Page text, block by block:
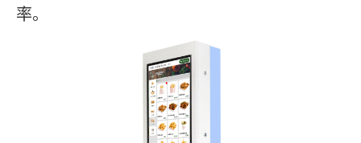
率。